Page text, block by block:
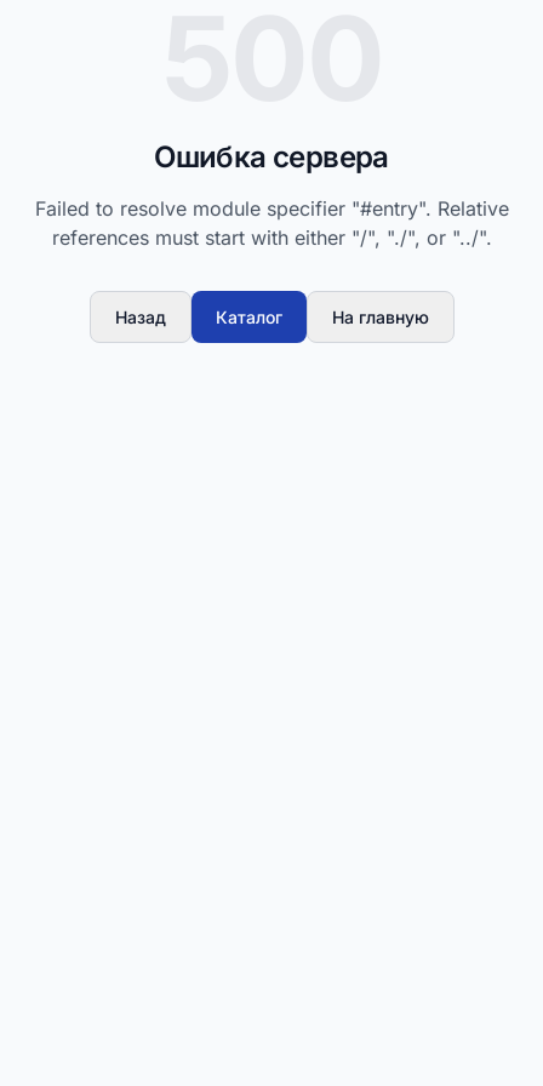
Ошибка сервера
Failed to resolve module specifier "#entry". Relative
references must start with either "/", "./", or "../".
Назад Каталог На главную